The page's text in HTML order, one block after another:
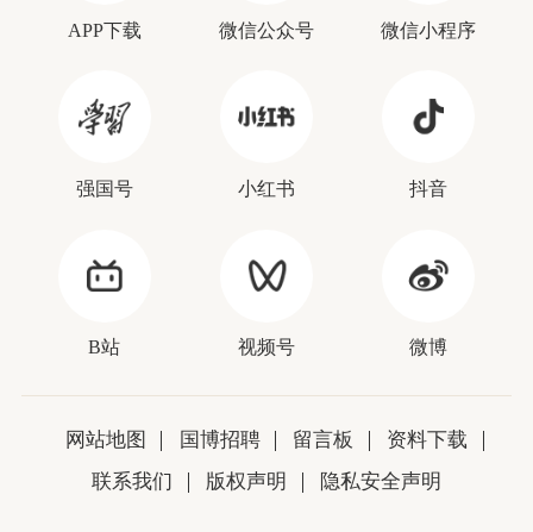
APP下载 微信公众号 微信小程序
强国号 小红书 抖音
B站 视频号 微博
网站地图 国博招聘 留言板
资料下载
联系我们
版权声明 隐私安全声明